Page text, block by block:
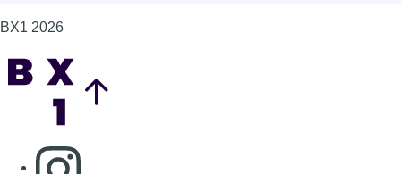
BX1 2026
Consulter page Instagram